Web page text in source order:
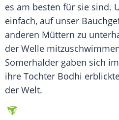
es am besten für sie sind.
einfach, auf unser
anderen Müttern zu
der Welle
Somerhalder gaben sich
ihre Tochter Bodhi
der Welt.